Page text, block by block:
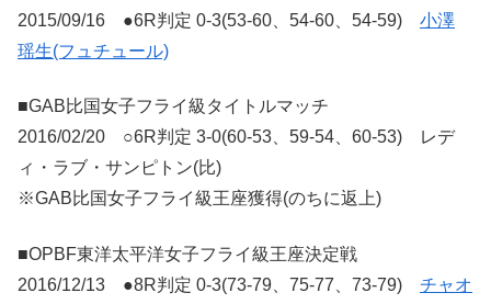
2015/09/16 ●6R判定 0-3(53-60、54-60、54-59) 小澤
瑶生(フュチュール)
■GAB比国女子フライ級タイトルマッチ
2016/02/20 ○6R判定 3-0(60-53、59-54、60-53) レデ
ィ・ラブ・サンピトン(比)
※GAB比国女子フライ級王座獲得(のちに返上)
■OPBF東洋太平洋女子フライ級王座決定戦
2016/12/13 ●8R判定 0-3(73-79、75-77、73-79) チャオ